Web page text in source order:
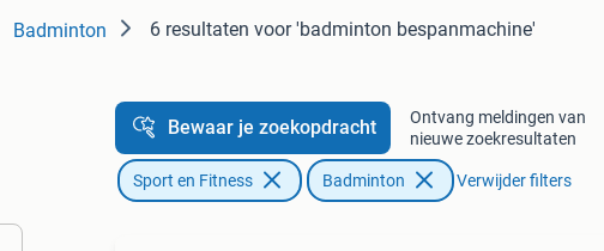
Badminton 6 resultaten voor 'badminton bespanmachine'
Bewaar je zoekopdracht
Ontvang meldingen van
nieuwe zoekresultaten
Sport en Fitness Badminton Verwijder filters